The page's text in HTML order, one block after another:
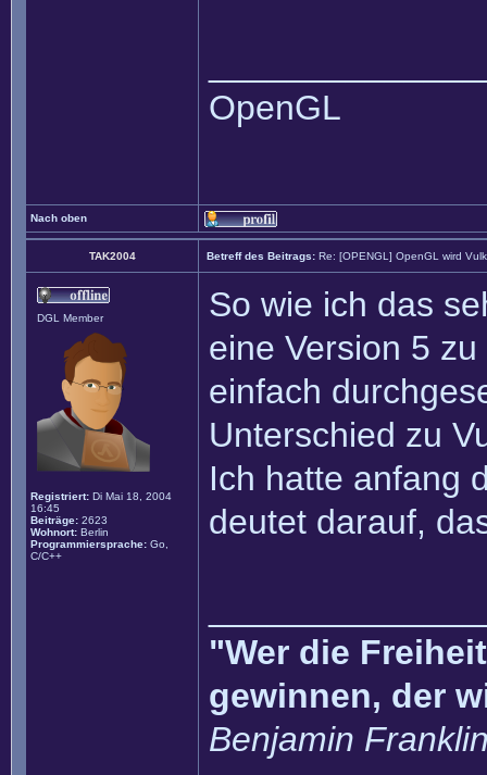
OpenGL
Nach oben
TAK2004 Betreff des Beitrags: Re: [OPENGL] OpenGL wird
DGL Member
Registriert: Di Mai 18, 2004
16:45
Beiträge: 2623
Wohnort: Berlin
Programmiersprache: Go,
C/C++
So wie ich das
eine Version 5
einfach
Unterschied zu
Ich hatte anfang
deutet darauf,
"Wer die
gewinnen, der
Benjamin